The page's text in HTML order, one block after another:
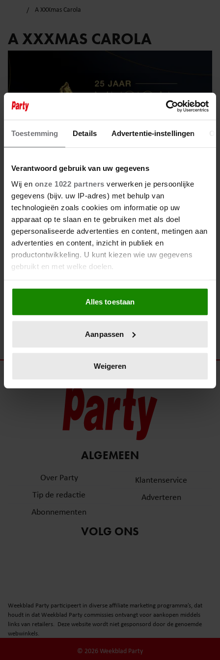
Toestemming Details Advertentie-instellingen
Verantwoord gebruik van uw gegevens
Wij en onze 1022 partners verwerken je persoonlijke
gegevens (bijv. uw IP-adres) met behulp van
technologieën zoals cookies om informatie op uw
apparaat op te slaan en te gebruiken met als doel
gepersonaliseerde advertenties en content, metingen aan
advertenties en content, inzicht in publiek en
productontwikkeling. U kunt kiezen wie uw gegevens
gebruikt en met welke doelen.
Als u het toestaat, willen we ook graag:
Informatie verzamelen over uw geografische
locatie, die tot een paar meter nauwkeurig kan zijn
scannen op specifieke eigenschappen (fingerprinting)
verwerkt en stel uw voorkeuren in het
intrekken in de Cookieverklaring.
We gebruiken cookies om content en advertenties te
personaliseren, om functies voor social media te bieden
en om ons websiteverkeer te analyseren. Ook delen we
partners voor social media, adverteren en analyse. Deze
informatie die u aan ze heeft verstrekt of die ze hebben
verzameld op basis van uw gebruik van hun services. U
gebruiken.
Alles toestaan
Aanpassen
Weigeren
A XXXmas Carola
A XXXMAS CAROLA
16 april 2025
BEKIJK SNEL… DE MOOISTE
MODE VAN HET ‘MUSICAL
AWARDS GALA 2025’
ALGEMEEN
Over Party
Tip de redactie
Abonnementen
Klantenservice
Adverteren
VOLG ONS
Weekblad Party participeert in diverse affiliate marketing programma’s, dat
houdt in dat Weekblad Party commissies ontvangt voor aankopen middels
links van retailers. Deze website wordt niet gesponsord door de genoemde
webwinkels.
© 2026 Weekblad Party